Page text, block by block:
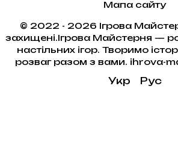
Мапа сайту
© 2022 - 2026 Ігрова
захищені.Ігрова Майстерня —
настільних ігор. Творимо
розваг разом з вами. ihrova-
Укр Рус